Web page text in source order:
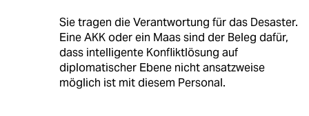
Sie tragen die Verantwortung für das Desaster.
Eine AKK oder ein Maas sind der Beleg dafür,
dass intelligente Konfliktlösung auf
diplomatischer Ebene nicht ansatzweise
möglich ist mit diesem Personal.